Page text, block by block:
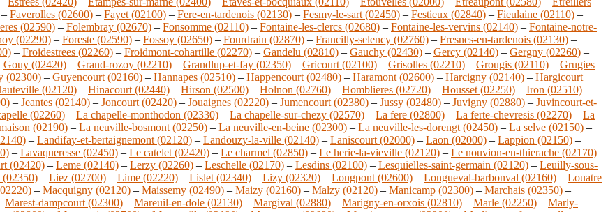
– Faverolles (02600) – Fayet (02100) – Fere-en-tardenois (02130) – Fesmy-le-sart (02450) – Festieux (02840) – Fieulaine (02110) –
(02590) – Folembray (02670) – Fonsomme (02110) – Fontaine-les-clercs (02680) – Fontaine-les-vervins (02140) – Fontaine-notre-
(02290) – Foreste (02590) – Fossoy (02650) – Fourdrain (02870) – Francilly-selency (02760) – Fresnes-en-tardenois (02130) –
– Froidestrees (02260) – Froidmont-cohartille (02270) – Gandelu (02810) – Gauchy (02430) – Gercy (02140) – Gergny (02260) –
Gouy (02420) – Grand-rozoy (02210) – Grandlup-et-fay (02350) – Gricourt (02100) – Grisolles (02210) – Grougis (02110) – Grugies
(02300) – Guyencourt (02160) – Hannapes (02510) – Happencourt (02480) – Haramont (02600) – Harcigny (02140) – Hargicourt
(02120) – Hinacourt (02440) – Hirson (02500) – Holnon (02760) – Homblieres (02720) – Housset (02250) – Iron (02510) –
– Jeantes (02140) – Joncourt (02420) – Jouaignes (02220) – Jumencourt (02380) – Jussy (02480) – Juvigny (02880) – Juvincourt-et-
(02260) – La chapelle-monthodon (02330) – La chapelle-sur-chezy (02570) – La fere (02800) – La ferte-chevresis (02270) – La
(02190) – La neuville-bosmont (02250) – La neuville-en-beine (02300) – La neuville-les-dorengt (02450) – La selve (02150) –
– Landifay-et-bertaignemont (02120) – Landouzy-la-ville (02140) – Laniscourt (02000) – Laon (02000) – Lappion (02150) –
– Lavaqueresse (02450) – Le catelet (02420) – Le charmel (02850) – Le herie-la-vieville (02120) – Le nouvion-en-thierache (02170)
(02420) – Leme (02140) – Lerzy (02260) – Leschelle (02170) – Lesdins (02100) – Lesquielles-saint-germain (02120) – Leuilly-sous-
(02350) – Liez (02700) – Lime (02220) – Lislet (02340) – Lizy (02320) – Longpont (02600) – Longueval-barbonval (02160) – Louatre
– Macquigny (02120) – Maissemy (02490) – Maizy (02160) – Malzy (02120) – Manicamp (02300) – Marchais (02350) –
Marest-dampcourt (02300) – Mareuil-en-dole (02130) – Margival (02880) – Marigny-en-orxois (02810) – Marle (02250) – Marly-